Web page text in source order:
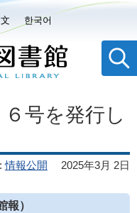
한국어
６号を発行し
: 情報公開 2025年3月 2日
報）